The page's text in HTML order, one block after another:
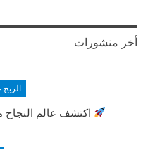
أخر منشورات
اكتشف عالم النجاح